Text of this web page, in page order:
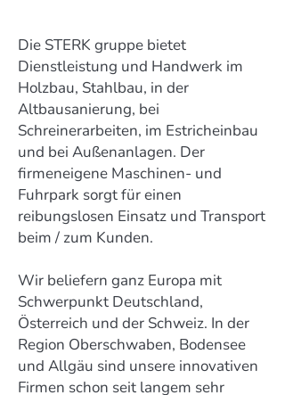
Die STERK gruppe bietet
Dienstleistung und Handwerk im
Holzbau, Stahlbau, in der
Altbausanierung, bei
Schreinerarbeiten, im Estricheinbau
und bei Außenanlagen. Der
firmeneigene Maschinen- und
Fuhrpark sorgt für einen
reibungslosen Einsatz und Transport
beim / zum Kunden.
Wir beliefern ganz Europa mit
Schwerpunkt Deutschland,
Österreich und der Schweiz. In der
Region Oberschwaben, Bodensee
und Allgäu sind unsere innovativen
Firmen schon seit langem sehr